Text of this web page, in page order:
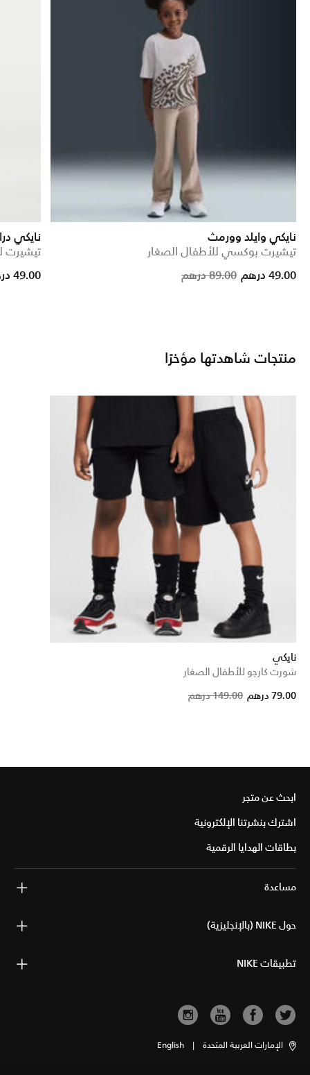
نايكي وايلد وورمث
تيشيرت بوكسي للأطفال الصغار
Price reduced89.00 درهم to49.00 درهم
نايكي
تيشيرت
reduced from
to
49.00 درهم
منتجات شاهدتها مؤخرًا
نايكي
شورت كارجو للأطفال الصغار
149.00 درهم 79.00 درهم
ابحث عن متجر
اشترك بنشرتنا الإلكترونية
بطاقات الهدايا الرقمية
مساعدة
حول NIKE (بالإنجليزية)
تطبيقات NIKE
الإمارات العربية المتحدة |
English